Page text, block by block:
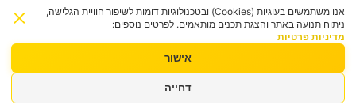
×
אנו משתמשים בעוגיות (Cookies) ובטכנולוגיות דומות לשיפור חוויית הגלישה,
ניתוח תנועה באתר והצגת תכנים מותאמים. לפרטים נוספים:
מדיניות פרטיות
אישור
דחייה